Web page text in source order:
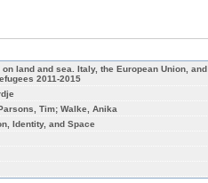
land and sea. Italy, the European Union, and
2011-2015
Tim; Walke, Anika
Identity, and Space